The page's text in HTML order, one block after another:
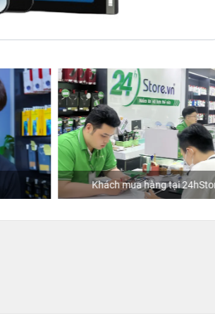
mua hàng tại 24hStore